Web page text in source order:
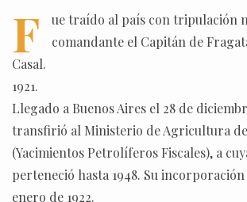
F
ue traído al país con tripulación
comandante el Capitán de
Casal.
1921.
Llegado a Buenos Aires el 28 de
transfirió al Ministerio de Agricultura
(Yacimientos Petrolíferos Fiscales), a
perteneció hasta 1948. Su
enero de 1922.